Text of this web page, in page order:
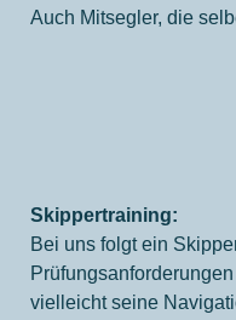
Auch Mitsegler, die
Skippertraining:
Bei uns folgt ein
vielleicht seine